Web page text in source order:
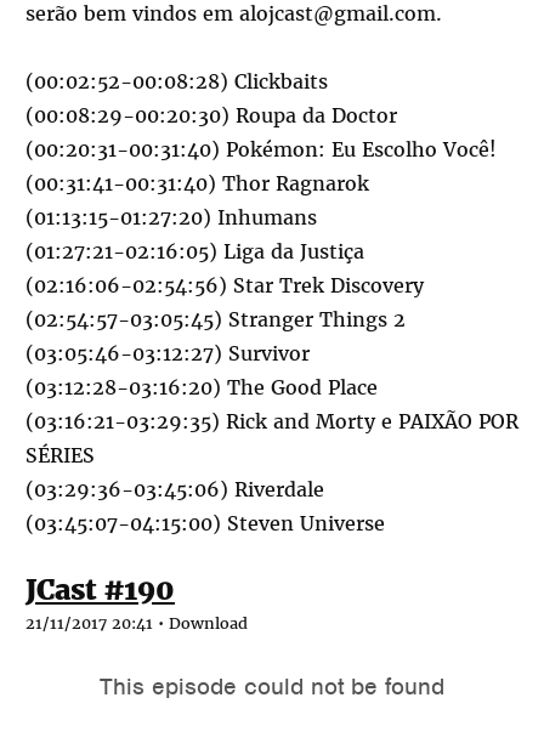
serão bem vindos em alojcast@gmail.com.
(00:02:52-00:08:28) Clickbaits
(00:08:29-00:20:30) Roupa da Doctor
(00:20:31-00:31:40) Pokémon: Eu Escolho Você!
(00:31:41-00:31:40) Thor Ragnarok
(01:13:15-01:27:20) Inhumans
(01:27:21-02:16:05) Liga da Justiça
(02:16:06-02:54:56) Star Trek Discovery
(02:54:57-03:05:45) Stranger Things 2
(03:05:46-03:12:27) Survivor
(03:12:28-03:16:20) The Good Place
(03:16:21-03:29:35) Rick and Morty e PAIXÃO POR
SÉRIES
(03:29:36-03:45:06) Riverdale
(03:45:07-04:15:00) Steven Universe
JCast #190
21/11/2017 20:41 • Download